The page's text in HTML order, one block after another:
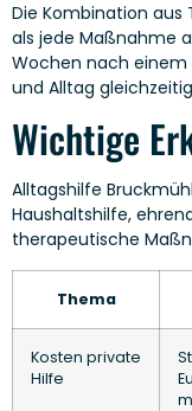
Die Kombination aus
als jede Maßnahme
Wochen nach einem
und Alltag
Wichtige
Alltagshilfe
Haushaltshilfe,
therapeutische
Thema
Kosten private
Hilfe